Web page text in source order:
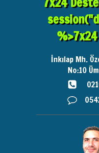
İnkılap Mh.
No:10